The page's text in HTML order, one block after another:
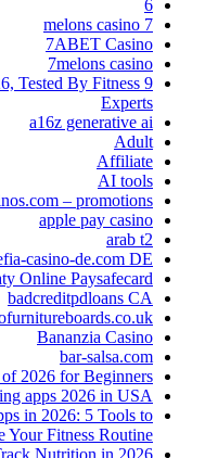
6
7 melons casino
7ABET Casino
7melons casino
Tested By Fitness
Experts
a16z generative ai
Adult
Affiliate
AI tools
– promotions
apple pay casino
arab t2
casino-de.com DE
Online Paysafecard
badcreditpdloans CA
Bananzia Casino
bar-salsa.com
2026 for Beginners
apps 2026 in USA
in 2026: 5 Tools to
Your Fitness Routine